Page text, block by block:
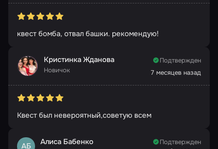
квест бомба, отвал башки. рекомендую!
Кристинка Жданова
Новичок
Подтвержден
7 месяцев назад
Квест был невероятный,советую всем
АБ Алиса Бабенко
Подтвержден